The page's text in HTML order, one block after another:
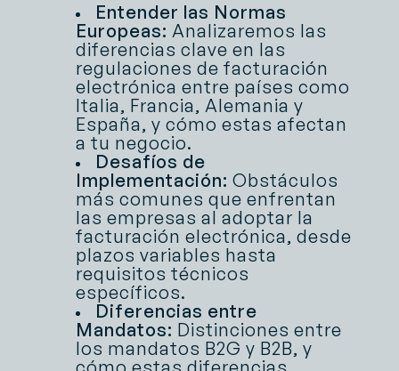
Entender las Normas
Europeas: Analizaremos las
diferencias clave en las
regulaciones de facturación
electrónica entre países como
Italia, Francia, Alemania y
España, y cómo estas afectan
a tu negocio.
Desafíos de
Implementación: Obstáculos
más comunes que enfrentan
las empresas al adoptar la
facturación electrónica, desde
plazos variables hasta
requisitos técnicos
específicos.
Diferencias entre
Mandatos: Distinciones entre
los mandatos B2G y B2B, y